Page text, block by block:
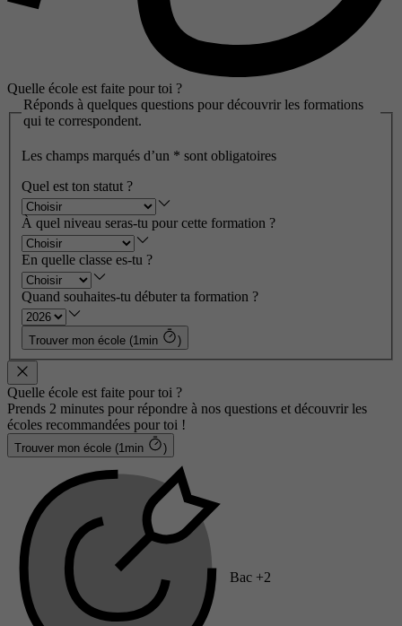
Quelle école est faite pour toi ?
Réponds à quelques questions pour découvrir les formations
qui te correspondent.
Les champs marqués d’un * sont obligatoires
Quel est ton statut ?
À quel niveau seras-tu pour cette formation ?
En quelle classe es-tu ?
Quand souhaites-tu débuter ta formation ?
Trouver mon école (1min )
Quelle école est faite pour toi ?
Prends 2 minutes pour répondre à nos questions et découvrir les
écoles recommandées pour toi !
Trouver mon école (1min )
Bac +2